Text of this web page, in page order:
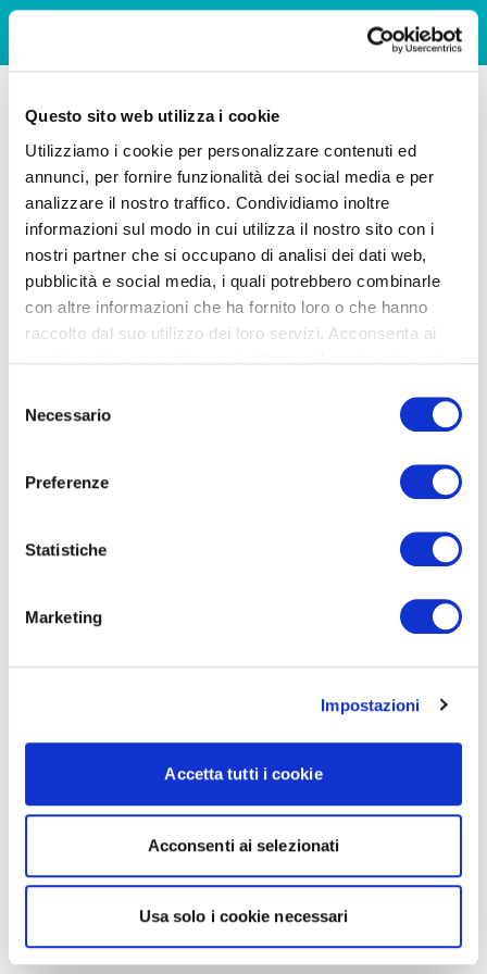
Questo sito web utilizza i cookie
Utilizziamo i cookie per personalizzare contenuti ed
annunci, per fornire funzionalità dei social media e per
analizzare il nostro traffico. Condividiamo inoltre
informazioni sul modo in cui utilizza il nostro sito con i
nostri partner che si occupano di analisi dei dati web,
pubblicità e social media, i quali potrebbero combinarle
con altre informazioni che ha fornito loro o che hanno
raccolto dal suo utilizzo dei loro servizi. Acconsenta ai
delNecessario
Preferenze
Statistiche
Marketing
Impostazioni
Accetta tutti i cookie
Acconsenti ai selezionati
Usa solo i cookie necessari